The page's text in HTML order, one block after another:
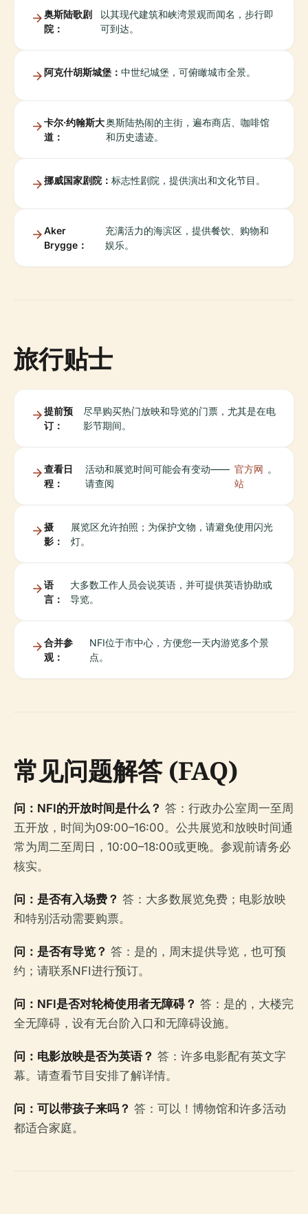
奥斯陆歌剧
院：
以其现代建筑和峡湾景观而闻名，步行即
可到达。
阿克什胡斯城堡： 中世纪城堡，可俯瞰城市全景。
卡尔·约翰斯大
道：
奥斯陆热闹的主街，遍布商店、咖啡馆
和历史遗迹。
挪威国家剧院： 标志性剧院，提供演出和文化节目。
Aker
Brygge：
充满活力的海滨区，提供餐饮、购物和
娱乐。
旅行贴士
提前预
订：
尽早购买热门放映和导览的门票，尤其是在电
影节期间。
查看日
程：
活动和展览时间可能会有变动——
请查阅
官方网
站
。
摄
影：
展览区允许拍照；为保护文物，请避免使用闪光
灯。
语
言：
大多数工作人员会说英语，并可提供英语协助或
导览。
合并参
观：
NFI位于市中心，方便您一天内游览多个景
点。
常见问题解答 (FAQ)
问：NFI的开放时间是什么？ 答：行政办公室周一至周
五开放，时间为09:00–16:00。公共展览和放映时间通
常为周二至周日，10:00–18:00或更晚。参观前请务必
核实。
问：是否有入场费？ 答：大多数展览免费；电影放映
和特别活动需要购票。
问：是否有导览？ 答：是的，周末提供导览，也可预
约；请联系NFI进行预订。
问：NFI是否对轮椅使用者无障碍？ 答：是的，大楼完
全无障碍，设有无台阶入口和无障碍设施。
问：电影放映是否为英语？ 答：许多电影配有英文字
幕。请查看节目安排了解详情。
问：可以带孩子来吗？ 答：可以！博物馆和许多活动
都适合家庭。